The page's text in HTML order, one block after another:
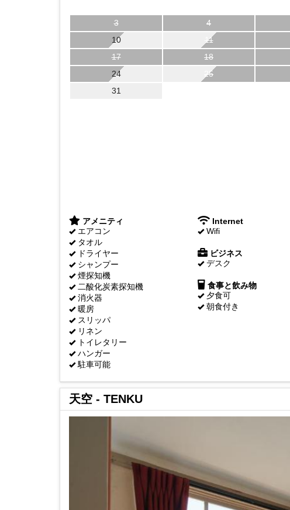
3 4
10
11
17
18
24
25
31
アメニティ
エアコン
タオル
ドライヤー
シャンプー
煙探知機
二酸化炭素探知機
消火器
暖房
スリッパ
リネン
トイレタリー
ハンガー
駐車可能
Internet
Wifi
ビジネス
デスク
食事と飲み物
夕食可
朝食付き
天空 - TENKU